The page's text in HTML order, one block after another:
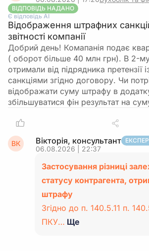
ВІДПОВІДЬ НАДАНО
Є відповідь АІ
Відображення штрафних
звітності компанії
Добрий день! Комапанія подає
( оборот більше 40 млн грн). В 2-му
отримали від підрядника претензії
санкціями згідно договору. Чи
відображати суму штрафу в
збільшуватися фін результат на
ВК Вікторія, консультант
06.08.2026 | 22:37
Застосування різниці
статусу контрагента,
штрафу
Згідно до п. 140.5.11 п.
ПКУ… Ще